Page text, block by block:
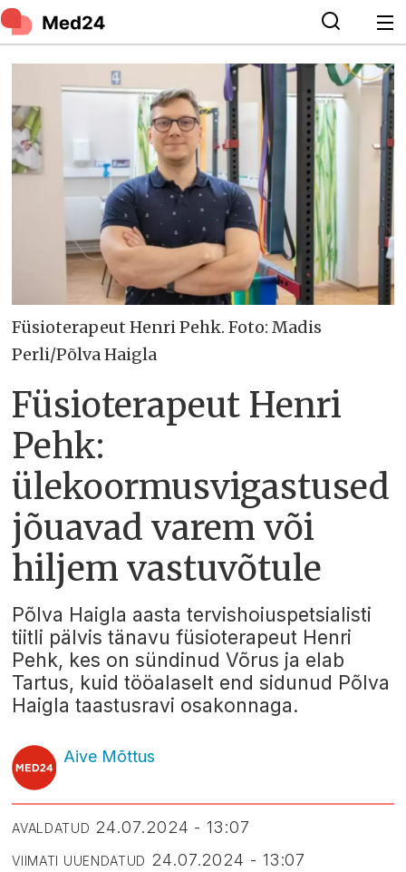
Füsioterapeut Henri Pehk. Foto: Madis
Perli/Põlva Haigla
Füsioterapeut Henri
Pehk:
ülekoormusvigastused
jõuavad varem või
hiljem vastuvõtule
Põlva Haigla aasta tervishoiuspetsialisti
tiitli pälvis tänavu füsioterapeut Henri
Pehk, kes on sündinud Võrus ja elab
Tartus, kuid tööalaselt end sidunud Põlva
Haigla taastusravi osakonnaga.
Aive Mõttus
AVALDATUD 24.07.2024 - 13:07
VIIMATI UUENDATUD 24.07.2024 - 13:07